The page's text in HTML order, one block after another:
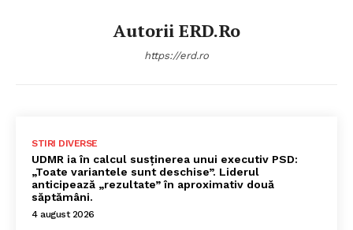
Autorii ERD.ro
https://erd.ro
STIRI DIVERSE
UDMR ia în calcul susținerea unui executiv PSD:
„Toate variantele sunt deschise”. Liderul
anticipează „rezultate” în aproximativ două
săptămâni.
4 august 2026